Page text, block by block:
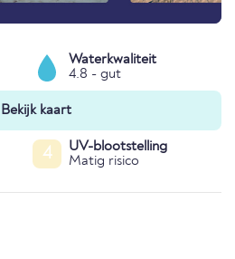
Waterkwaliteit
4.8 - gut
Bekijk kaart
4
UV-blootstelling
Matig risico